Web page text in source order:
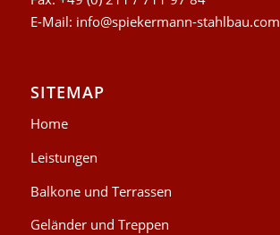
E-Mail: info@spiekermann-stahlbau.com
SITEMAP
Home
Leistungen
Balkone und Terrassen
Geländer und Treppen